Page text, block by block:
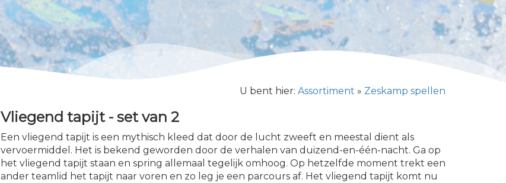
U bent hier: Assortiment » Zeskamp spellen
Vliegend tapijt - set van 2
Een vliegend tapijt is een mythisch kleed dat door de lucht zweeft en meestal dient als
vervoermiddel. Het is bekend geworden door de verhalen van duizend-en-één-nacht. Ga op
het vliegend tapijt staan en spring allemaal tegelijk omhoog. Op hetzelfde moment trekt een
ander teamlid het tapijt naar voren en zo leg je een parcours af. Het vliegend tapijt komt nu